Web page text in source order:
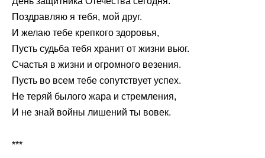
Поздравляю я тебя, мой друг.
И желаю тебе крепкого здоровья,
Пусть судьба тебя хранит от жизни вьюг.
Счастья в жизни и огромного везения.
Пусть во всем тебе сопутствует успех.
Не теряй былого жара и стремления,
И не знай войны лишений ты вовек.
***